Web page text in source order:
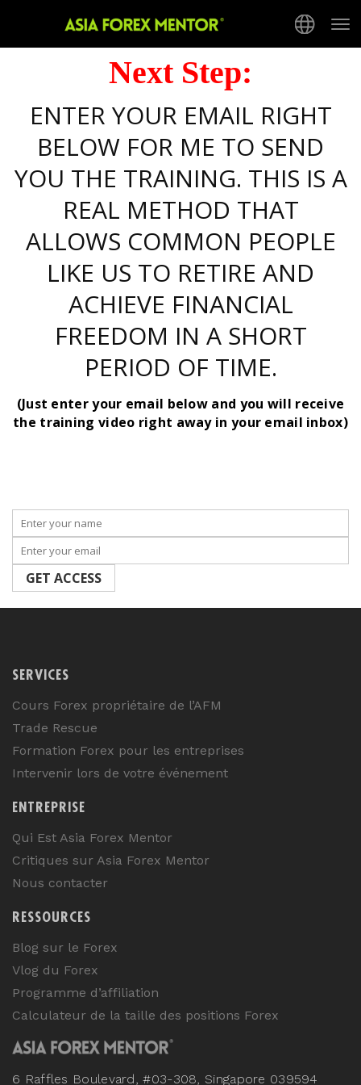
Next Step:
ENTER YOUR EMAIL RIGHT
BELOW FOR ME TO SEND
YOU THE TRAINING. THIS IS A
REAL METHOD THAT
ALLOWS COMMON PEOPLE
LIKE US TO RETIRE AND
ACHIEVE FINANCIAL
FREEDOM IN A SHORT
PERIOD OF TIME.
(Just enter your email below and you will receive
the training video right away in your email inbox)
SERVICES
Cours Forex propriétaire de l’AFM
Trade Rescue
Formation Forex pour les entreprises
Intervenir lors de votre événement
ENTREPRISE
Qui Est Asia Forex Mentor
Critiques sur Asia Forex Mentor
Nous contacter
RESSOURCES
Blog sur le Forex
Vlog du Forex
Programme d’affiliation
Calculateur de la taille des positions Forex
6 Raffles Boulevard, #03-308, Singapore 039594